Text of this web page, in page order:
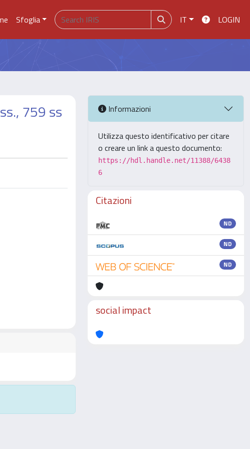
Sfoglia IT LOGIN
759 ss Informazioni
Utilizza questo identificativo per citare
o creare un link a questo documento:
https://hdl.handle.net/11388/6438
6
Citazioni
ND
ND
ND
social impact